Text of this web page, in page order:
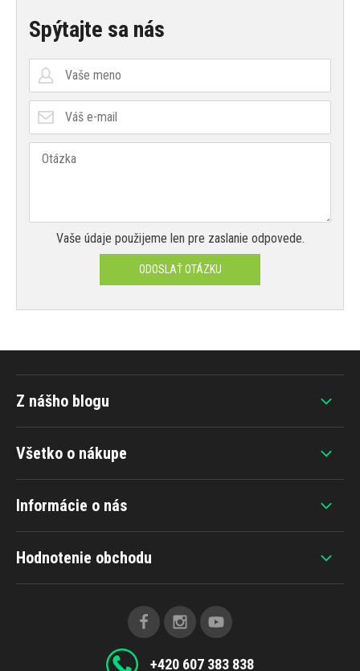
Spýtajte sa nás
Vaše údaje použijeme len pre zaslanie odpovede.
ODOSLAŤ OTÁZKU
Všetko o nákupe
Informácie o nás
Hodnotenie obchodu
+420 607 383 838
Z nášho blogu